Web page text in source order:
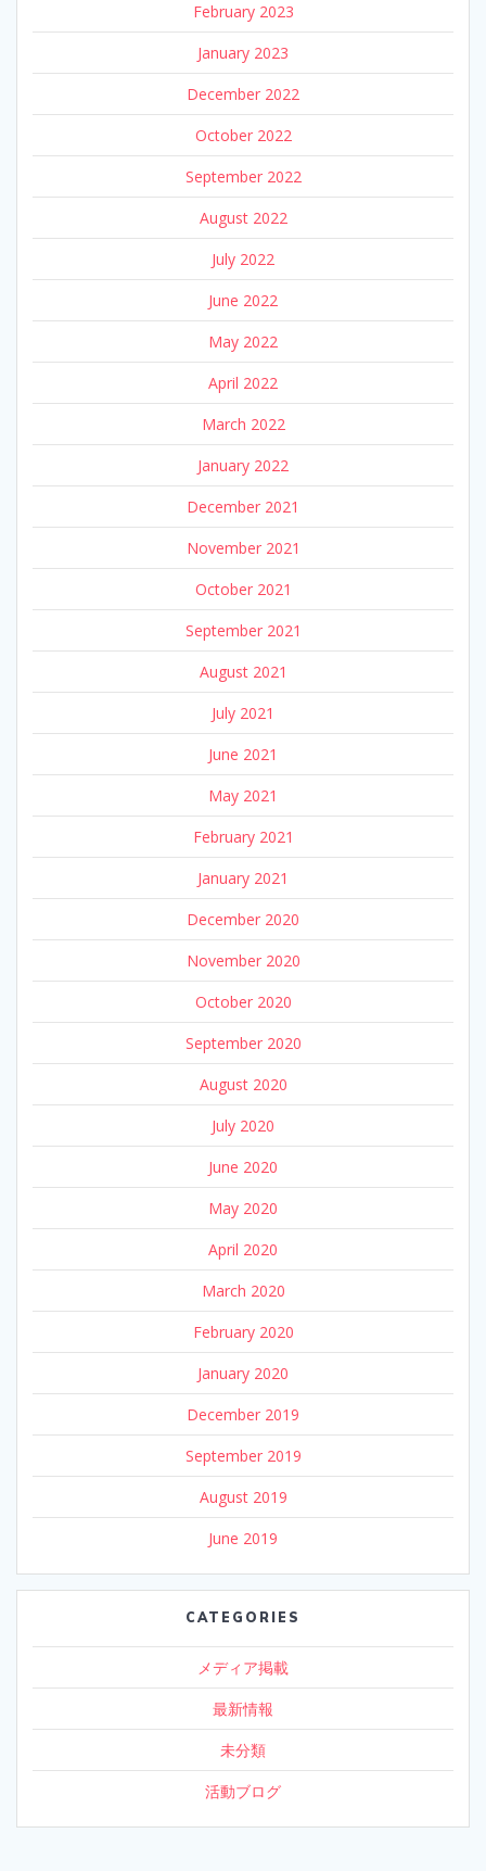
February 2023
January 2023
December 2022
October 2022
September 2022
August 2022
July 2022
June 2022
May 2022
April 2022
March 2022
January 2022
December 2021
November 2021
October 2021
September 2021
August 2021
July 2021
June 2021
May 2021
February 2021
January 2021
December 2020
November 2020
October 2020
September 2020
August 2020
July 2020
June 2020
May 2020
April 2020
March 2020
February 2020
January 2020
December 2019
September 2019
August 2019
June 2019
CATEGORIES
メディア掲載
最新情報
未分類
活動ブログ